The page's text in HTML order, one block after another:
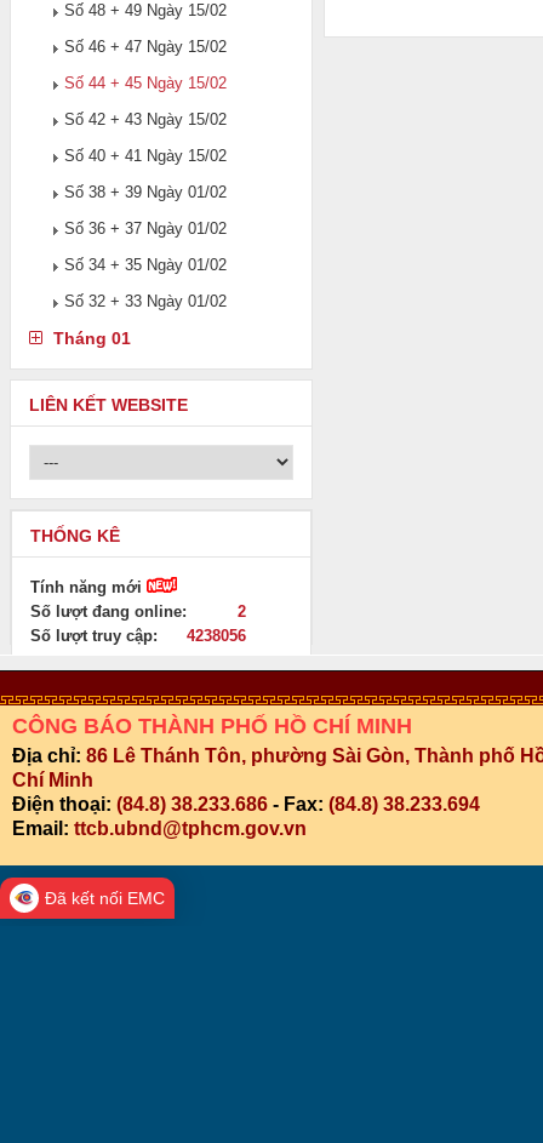
Số 48 + 49 Ngày 15/02
Số 46 + 47 Ngày 15/02
Số 44 + 45 Ngày 15/02
Số 42 + 43 Ngày 15/02
Số 40 + 41 Ngày 15/02
Số 38 + 39 Ngày 01/02
Số 36 + 37 Ngày 01/02
Số 34 + 35 Ngày 01/02
Số 32 + 33 Ngày 01/02
Tháng 01
LIÊN KẾT WEBSITE
THỐNG KÊ
Tính năng mới
Số lượt đang online:
2
Số lượt truy cập:
4238056
CÔNG BÁO THÀNH PHỐ HỒ CHÍ MINH
Địa chỉ: 86 Lê Thánh Tôn, phường Sài Gòn, Thành phố
Chí Minh
Điện thoại: (84.8) 38.233.686 - Fax: (84.8) 38.233.694
Email: ttcb.ubnd@tphcm.gov.vn
Đã kết nối EMC